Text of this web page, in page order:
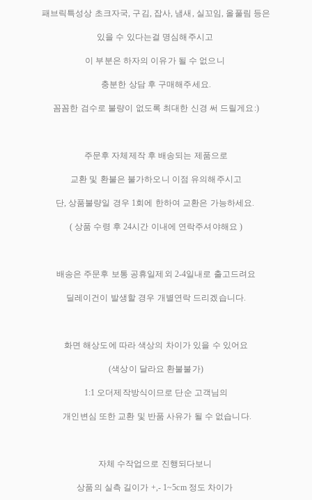
패브릭특성상 초크자국, 구김, 잡사, 냄새, 실꼬임, 올풀림 등은
있을 수 있다는걸 명심해주시고
이 부분은 하자의 이유가 될 수 없으니
충분한 상담 후 구매해주세요.
꼼꼼한 검수로 불량이 없도록 최대한 신경 써 드릴게요:)
주문후 자체제작 후 배송되는 제품으로
교환 및 환불은 불가하오니 이점 유의해주시고
단, 상품불량일 경우 1회에 한하여 교환은 가능하세요.
( 상품 수령 후 24시간 이내에 연락주셔야해요 )
배송은 주문후 보통 공휴일제외 2-4일내로 출고드려요
딜레이건이 발생할 경우 개별연락 드리겠습니다.
화면 해상도에 따라 색상의 차이가 있을 수 있어요
(색상이 달라요 환불불가)
1:1 오더제작방식이므로 단순 고객님의
개인변심 또한 교환 및 반품 사유가 될 수 없습니다.
자체 수작업으로 진행되다보니
상품의 실측 길이가 +,- 1~5cm 정도 차이가